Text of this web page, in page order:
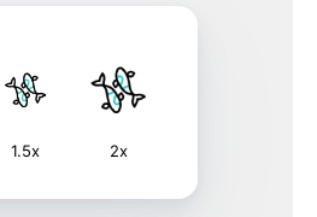
1.5x 2x